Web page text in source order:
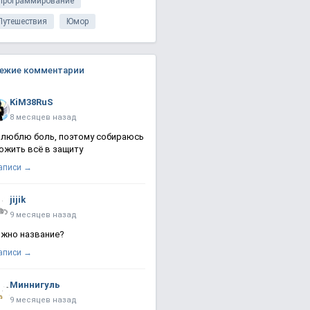
Юмор
комментарии
KiM38RuS
8 месяцев назад
боль, поэтому собираюсь
всё в защиту
→
jijik
9 месяцев назад
название?
→
Миннигуль
9 месяцев назад